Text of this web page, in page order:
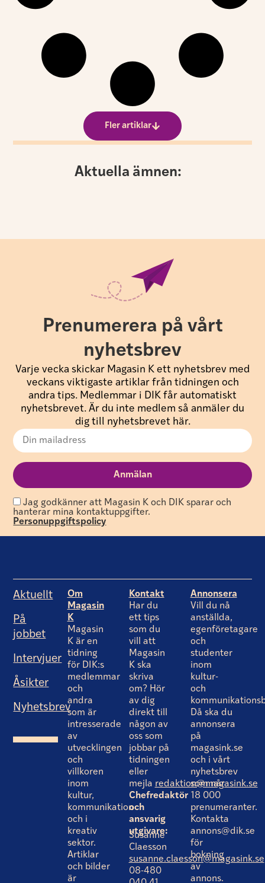
Fler artiklar
Aktuella ämnen:
Prenumerera på vårt
nyhetsbrev
Varje vecka skickar Magasin K ett nyhetsbrev med
veckans viktigaste artiklar från tidningen och
andra tips. Medlemmar i DIK får automatiskt
nyhetsbrevet. Är du inte medlem så anmäler du
dig till nyhetsbrevet här.
Jag godkänner att Magasin K och DIK sparar och
hanterar mina kontaktuppgifter.
Personuppgiftspolicy
Aktuellt
På
jobbet
Intervjuer
Åsikter
Nyhetsbrev
Om
Magasin
K
Magasin
K är en
tidning
för DIK:s
medlemmar
och
andra
som är
intresserade
av
utvecklingen
och
villkoren
inom
kultur,
kommunikation
och i
kreativ
sektor.
Artiklar
och bilder
är
Kontakt
Har du
ett tips
som du
vill att
Magasin
K ska
skriva
om? Hör
av dig
direkt till
någon av
oss som
jobbar på
tidningen
eller
mejla redaktion@magasink.se
Chefredaktör
och
ansvarig
utgivare:
Susanne
Claesson
susanne.claesson@magasink.se
08-480
Annonsera
Vill du nå
anställda,
egenföretagare
och
studenter
inom
kultur-
och
Då ska du
annonsera
på
magasink.se
och i vårt
nyhetsbrev
som når
18 000
prenumeranter.
Kontakta
annons@dik.se
för
bokning
av
annons.